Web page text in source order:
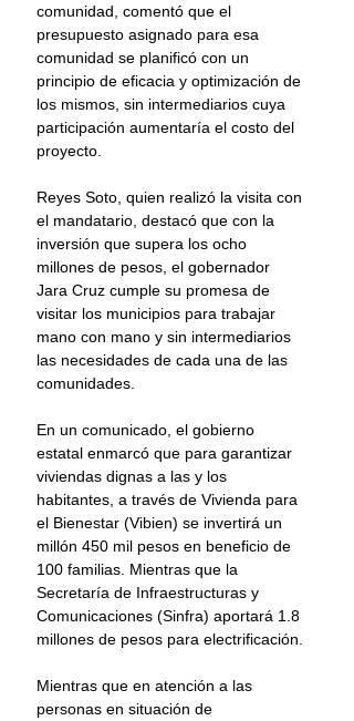
comunidad, comentó que el
presupuesto asignado para esa
comunidad se planificó con un
principio de eficacia y optimización de
los mismos, sin intermediarios cuya
participación aumentaría el costo del
proyecto.
Reyes Soto, quien realizó la visita con
el mandatario, destacó que con la
inversión que supera los ocho
millones de pesos, el gobernador
Jara Cruz cumple su promesa de
visitar los municipios para trabajar
mano con mano y sin intermediarios
las necesidades de cada una de las
comunidades.
En un comunicado, el gobierno
estatal enmarcó que para garantizar
viviendas dignas a las y los
habitantes, a través de Vivienda para
el Bienestar (Vibien) se invertirá un
millón 450 mil pesos en beneficio de
100 familias. Mientras que la
Secretaría de Infraestructuras y
Comunicaciones (Sinfra) aportará 1.8
millones de pesos para electrificación.
Mientras que en atención a las
personas en situación de